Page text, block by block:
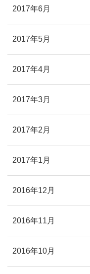
2017年6月
2017年5月
2017年4月
2017年3月
2017年2月
2017年1月
2016年12月
2016年11月
2016年10月